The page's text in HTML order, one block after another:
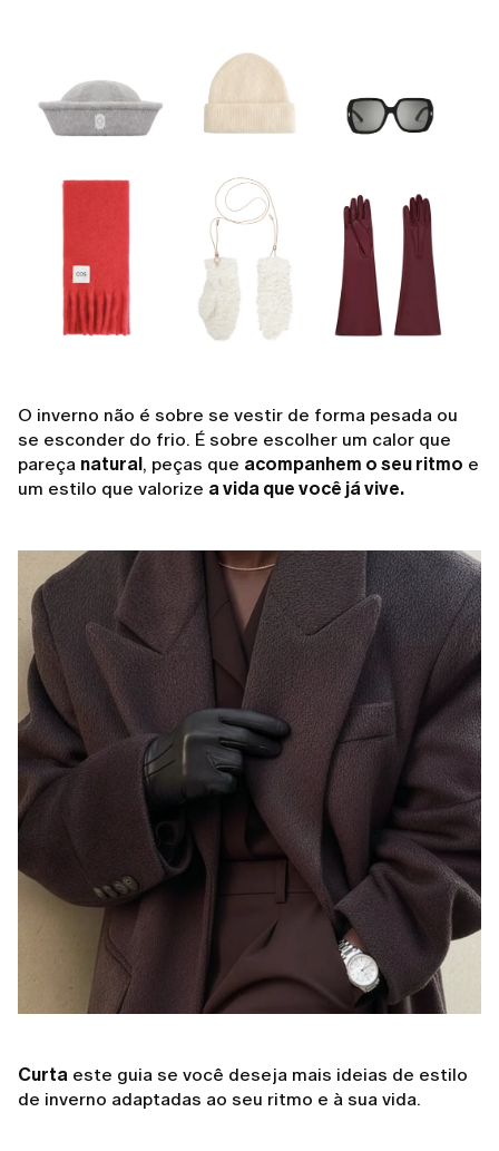
O inverno não é sobre se vestir de forma pesada ou
se esconder do frio. É sobre escolher um calor que
pareça natural, peças que acompanhem o seu ritmo e
um estilo que valorize a vida que você já vive.
Curta este guia se você deseja mais ideias de estilo
de inverno adaptadas ao seu ritmo e à sua vida.